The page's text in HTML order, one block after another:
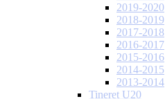
2019-2020
2018-2019
2017-2018
2016-2017
2015-2016
2014-2015
2013-2014
Tineret U20